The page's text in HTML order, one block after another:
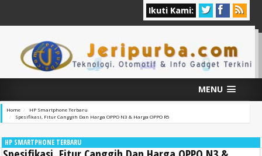
Ikuti Kami:
MENU
Home
HP Smartphone Terbaru
Spesifikasi, Fitur Canggih Dan Harga OPPO N3 & Harga OPPO R5
HP SMARTPHONE TERBARU